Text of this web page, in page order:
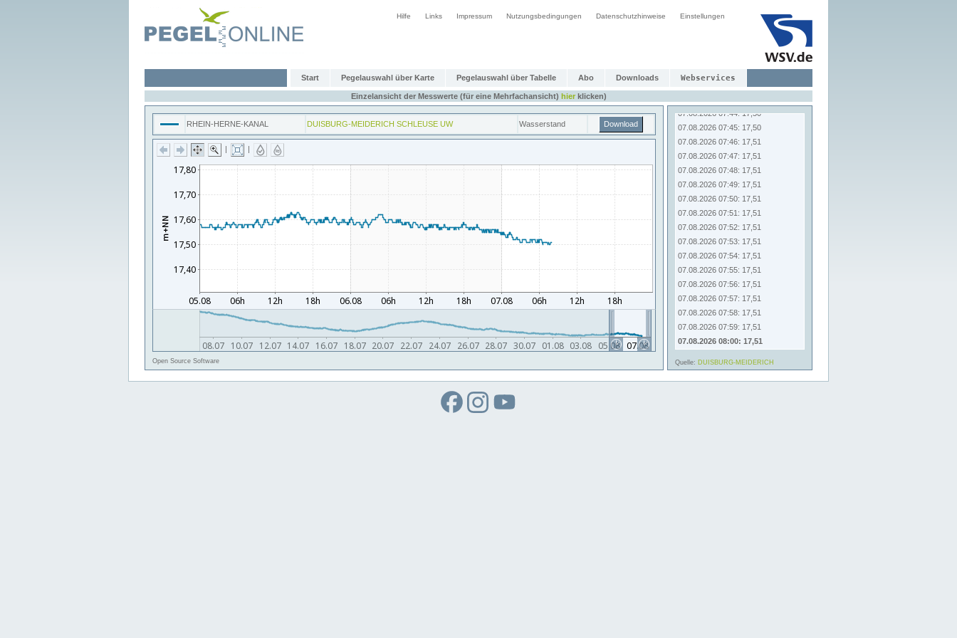
Hilfe Links Impressum Nutzungsbedingungen Datenschutzhinweise Einstellungen
Start Pegelauswahl über Karte Pegelauswahl über Tabelle Abo Downloads Webservices
Einzelansicht der Messwerte (für eine Mehrfachansicht) hierklicken)
RHEIN-HERNE-KANAL DUISBURG-MEIDERICH SCHLEUSE UW Wasserstand Download
| |
Open Source Software
07.08.2026 07:37: 17,51
07.08.2026 07:41: 17,50
07.08.2026 07:44: 17,50
07.08.2026 07:45: 17,50
07.08.2026 07:46: 17,51
07.08.2026 07:47: 17,51
07.08.2026 07:48: 17,51
07.08.2026 07:49: 17,51
07.08.2026 07:50: 17,51
07.08.2026 07:51: 17,51
07.08.2026 07:52: 17,51
07.08.2026 07:53: 17,51
07.08.2026 07:54: 17,51
07.08.2026 07:55: 17,51
07.08.2026 07:56: 17,51
07.08.2026 07:57: 17,51
07.08.2026 07:58: 17,51
07.08.2026 07:59: 17,51
07.08.2026 08:00: 17,51
Quelle: DUISBURG-MEIDERICH